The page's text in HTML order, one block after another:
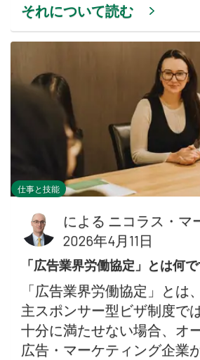
それについて読む
仕事と技能
による ニコラス・マ
2026年4月11日
「広告業界労働協定」とは何
「広告業界労働協定」とは
主スポンサー型ビザ制度で
十分に満たせない場合、オ
広告・マーケティング企業